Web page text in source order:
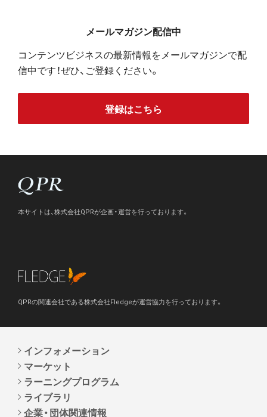
メールマガジン配信中
コンテンツビジネスの最新情報をメールマガジンで配
信中です！ぜひ、ご登録ください。
登録はこちら
本サイトは、株式会社QPRが企画・運営を行っております。
QPRの関連会社である株式会社Fledgeが運営協力を行っております。
インフォメーション
マーケット
ラーニングプログラム
ライブラリ
企業・団体関連情報